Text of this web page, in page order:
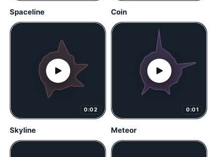
Spaceline Coin
0:02
Skyline
0:01
Meteor